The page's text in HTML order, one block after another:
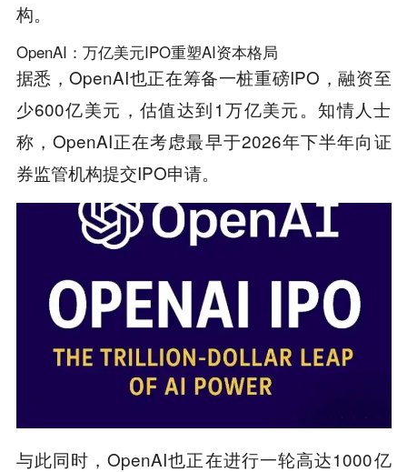
构。
OpenAI：万亿美元IPO重塑AI资本格局
据悉，OpenAI也正在筹备一桩重磅IPO，融资至
少600亿美元，估值达到1万亿美元。知情人士
称，OpenAI正在考虑最早于2026年下半年向证
券监管机构提交IPO申请。
与此同时，OpenAI也正在进行一轮高达1000亿